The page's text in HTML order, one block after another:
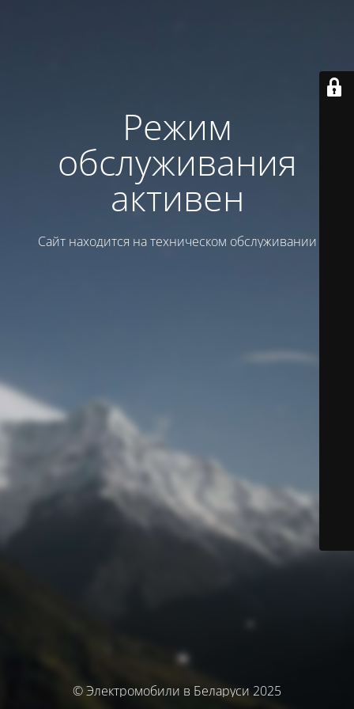
Режим
обслуживания
активен
Сайт находится на техническом обслуживании
© Электромобили в Беларуси 2025